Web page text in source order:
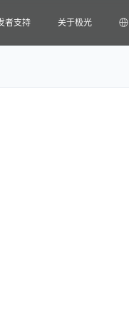
者支持 关于极光